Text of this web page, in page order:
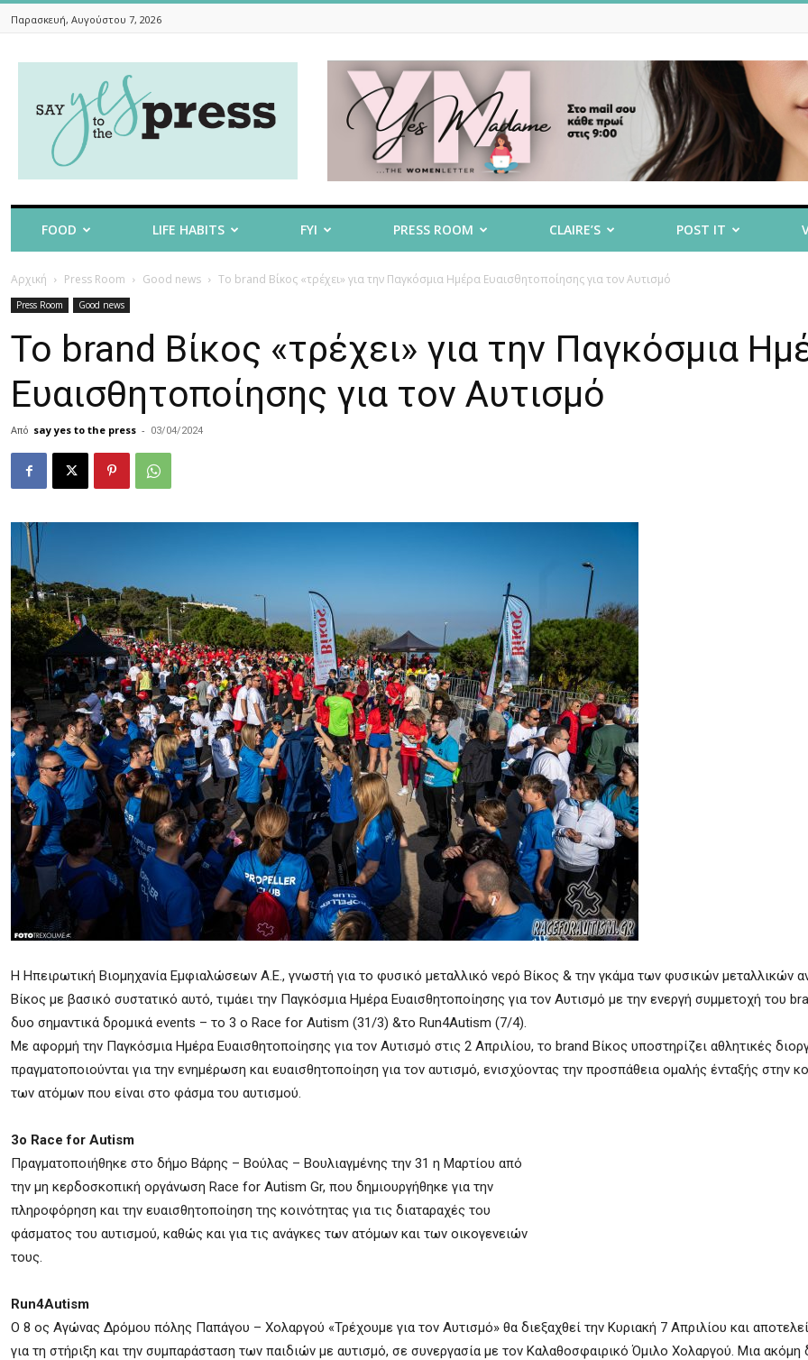
Παρασκευή, Αυγούστου 7, 2026
To
The
FOOD LIFE HABITS FYI PRESS ROOM CLAIRE’S POST IT
Αρχική Press Room Good news Το brand Βίκος «τρέχει» για την Παγκόσμια Ημέρα Ευαισθητοποίησης για τον Αυτισμό
Press Room Good news
Το brand Βίκος «τρέχει» για την Παγκόσμια
Ευαισθητοποίησης για τον Αυτισμό
Από say yes to the press - 03/04/2024
Η Ηπειρωτική Βιομηχανία Εμφιαλώσεων Α.Ε., γνωστή για το φυσικό μεταλλικό νερό Βίκος & την γκάμα των φυσικών μεταλλικών
Βίκος με βασικό συστατικό αυτό, τιμάει την Παγκόσμια Ημέρα Ευαισθητοποίησης για τον Αυτισμό με την ενεργή συμμετοχή του
δυο σημαντικά δρομικά events – το 3 ο Race for Autism (31/3) &το Run4Autism (7/4).
Με αφορμή την Παγκόσμια Ημέρα Ευαισθητοποίησης για τον Αυτισμό στις 2 Απριλίου, το brand Βίκος υποστηρίζει αθλητικές
πραγματοποιούνται για την ενημέρωση και ευαισθητοποίηση για τον αυτισμό, ενισχύοντας την προσπάθεια ομαλής ένταξής στην
των ατόμων που είναι στο φάσμα του αυτισμού.
3o Race for Autism
Πραγματοποιήθηκε στο δήμο Βάρης – Βούλας – Βουλιαγμένης την 31 η Μαρτίου από
την μη κερδοσκοπική οργάνωση Race for Autism Gr, που δημιουργήθηκε για την
πληροφόρηση και την ευαισθητοποίηση της κοινότητας για τις διαταραχές του
φάσματος του αυτισμού, καθώς και για τις ανάγκες των ατόμων και των οικογενειών
τους.
Run4Autism
Ο 8 ος Αγώνας Δρόμου πόλης Παπάγου – Χολαργού «Τρέχουμε για τον Αυτισμό» θα διεξαχθεί την Κυριακή 7 Απριλίου και
για τη στήριξη και την συμπαράσταση των παιδιών με αυτισμό, σε συνεργασία με τον Καλαθοσφαιρικό Όμιλο Χολαργού. Μια ακόμη